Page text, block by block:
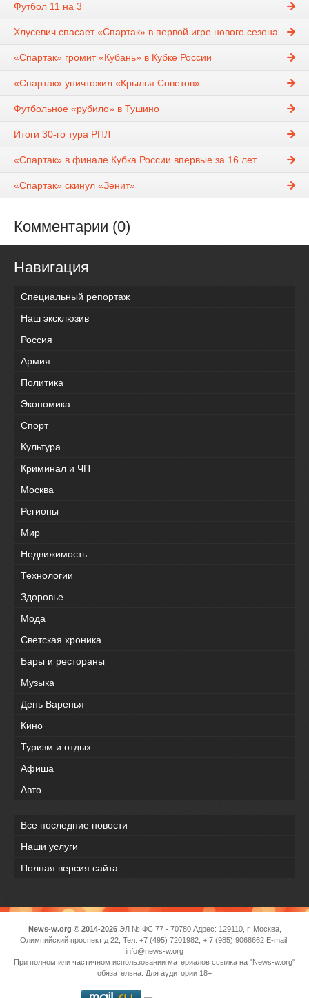
Футбол 11 на 3
Хлусевич спасает «Спартак» в первой игре нового сезона
«Спартак» громит «Кубань» в Кубке России
«Спартак» уничтожил «Крылья Советов»
Футбольное «рубило» в Тушино
Итоги 30-го тура РПЛ
«Спартак» в финале Кубка России впервые за 16 лет
«Спартак» скинул «Зенит»
Комментарии (0)
Навигация
Специальный репортаж
Наш эксклюзив
Россия
Армия
Политика
Экономика
Спорт
Культура
Криминал и ЧП
Москва
Регионы
Мир
Недвижимость
Технологии
Здоровье
Мода
Светская хроника
Бары и рестораны
Музыка
День Варенья
Кино
Туризм и отдых
Афиша
Авто
Все последние новости
Наши услуги
Полная версия сайта
News-w.org © 2014-2026ЭЛ № ФС 77 - 70780 Адрес: 129110, г. Москва,
Олимпийский проспект д 22, Тел: +7 (495) 7201982, + 7 (985) 9068662 E-mail:
info@news-w.org
При полном или частичном использовании материалов ссылка на "News-w.org"
обязательна. Для аудитории 18+